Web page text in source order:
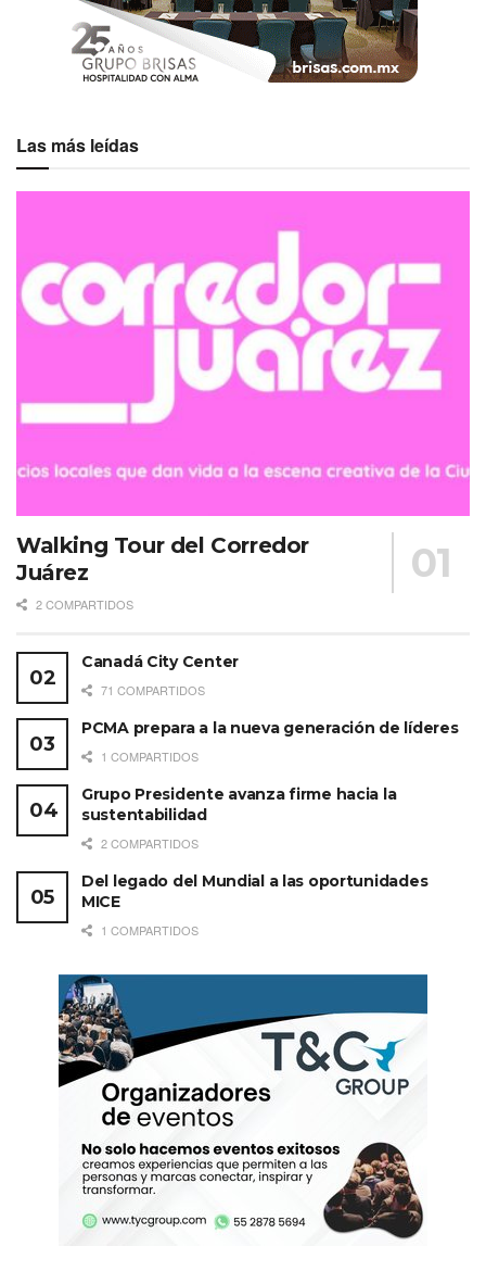
Las más leídas
Walking Tour del Corredor
Juárez
2 COMPARTIDOS
Canadá City Center
71 COMPARTIDOS
PCMA prepara a la nueva generación de líderes
1 COMPARTIDOS
Grupo Presidente avanza firme hacia la
sustentabilidad
2 COMPARTIDOS
Del legado del Mundial a las oportunidades
MICE
1 COMPARTIDOS